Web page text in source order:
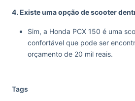
4. Existe uma opção de scooter
Sim, a Honda PCX 150 é uma
confortável que pode ser
orçamento de 20 mil reais.
Tags